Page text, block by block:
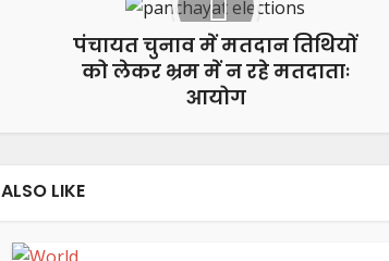
पंचायत चुनाव में मतदान तिथियों
को लेकर भ्रम में न रहे मतदाताः
आयोग
LIKE